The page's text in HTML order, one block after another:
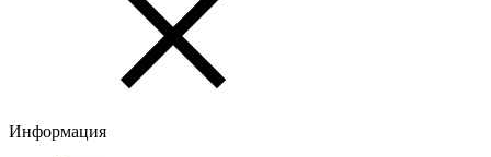
Информация